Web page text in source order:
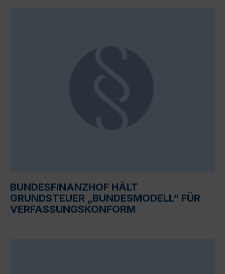
BUNDESFINANZHOF HÄLT
GRUNDSTEUER „BUNDESMODELL“ FÜR
VERFASSUNGSKONFORM